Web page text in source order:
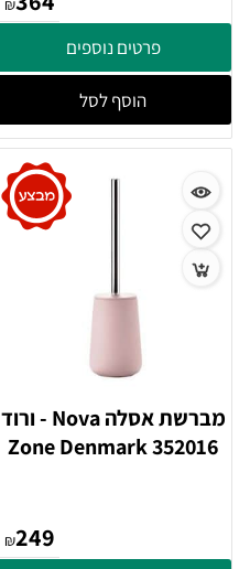
₪
פרטים נוספים
הוסף לסל
מברשת אסלה Nova - ורוד
352016 Zone Denmark
₪249